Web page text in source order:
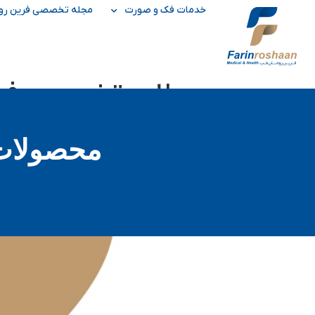
خدمات فک و صورت مجله تخصصی فرین
محصولات تخصصی